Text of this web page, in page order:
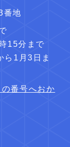
番地
15分まで
ら1月3日ま
番号へおか